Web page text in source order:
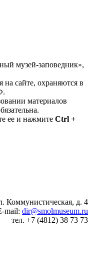
музей-заповедник»,
на сайте, охраняются в
материалов
ее и нажмите Ctrl +
Коммунистическая, д. 4
mail: dir@smolmuseum.ru
тел. +7 (4812) 38 73 73